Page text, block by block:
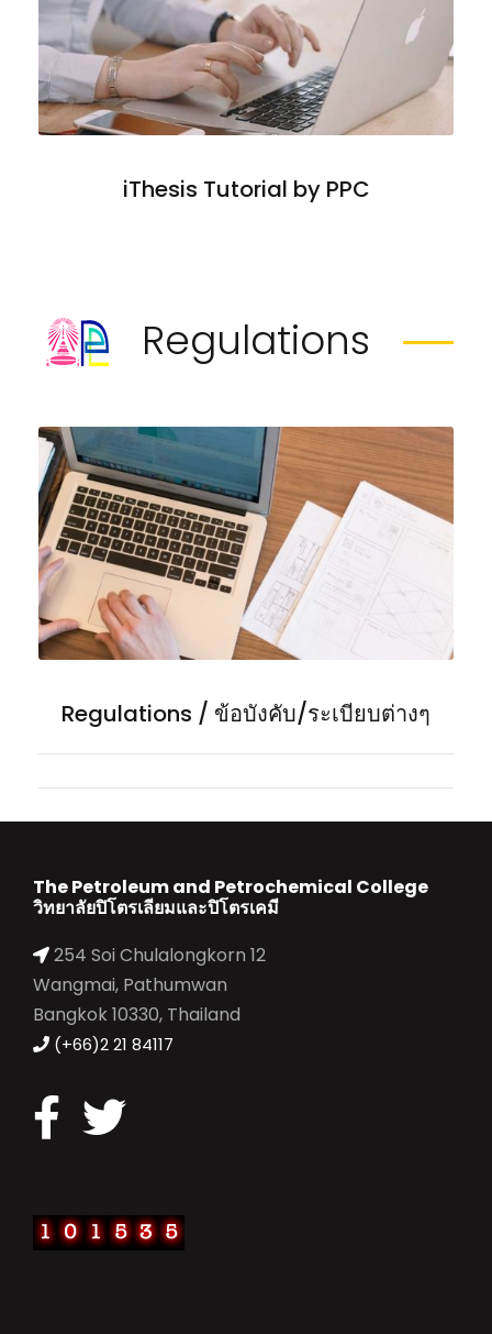
iThesis Tutorial by PPC
Regulations
Regulations / ข้อบังคับ/ระเบียบต่างๆ
The Petroleum and Petrochemical College
วิทยาลัยปิโตรเลียมและปิโตรเคมี
254 Soi Chulalongkorn 12
Wangmai, Pathumwan
Bangkok 10330, Thailand
(+66)2 21 84117